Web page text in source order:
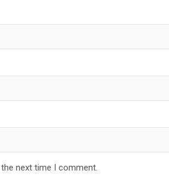
next time I comment.